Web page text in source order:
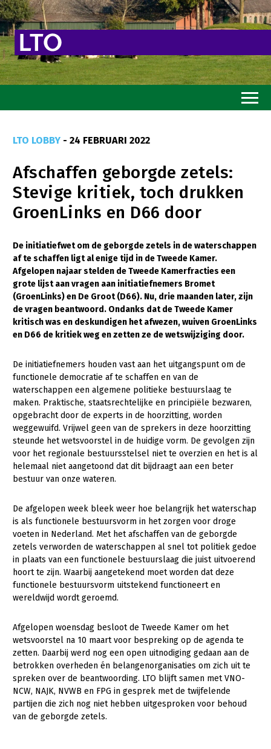
Goed eten
Mooi groen
Sterk ondernemerschap
Transitiepaden
Thema’s
Gezonde planten
Gezonde dieren
Natuur, klimaat en energie
Platteland en omgeving
Mens, ondernemerschap en onderwijs
Internationaal
Sectoren
Geitenhouderij
Kalverhouderij
Konijnenhouderij
Melkveehouderij
Paardenhouderij
Pluimveehouderij
Schapenhouderij
Varkenshouderij
Vleesveehouderij
Akkerbouw
Biologische Landbouw
Bollenteelt
Bomen, vaste planten en zomerbloemen
Fruitteelt
Glastuinbouw
Paddenstoelen
Vollegrondsgroente
Multifunctionele landbouw
Multifunctioneel
Vrouw en Bedrijf
Onderwerpen
Nieuws
Nieuwsabonnement
Over LTO
LTO Nederland
Mensen
Bestuur en Directie
Jaarverslag 2023
LTO LOBBY - 24 FEBRUARI 2022
Afschaffen geborgde zetels:
Stevige kritiek, toch drukken
GroenLinks en D66 door
De initiatiefwet om de geborgde zetels in de waterschappen
af te schaffen ligt al enige tijd in de Tweede Kamer.
Afgelopen najaar stelden de Tweede Kamerfracties een
grote lijst aan vragen aan initiatiefnemers Bromet
(GroenLinks) en De Groot (D66). Nu, drie maanden later, zijn
de vragen beantwoord. Ondanks dat de Tweede Kamer
kritisch was en deskundigen het afwezen, wuiven GroenLinks
en D66 de kritiek weg en zetten ze de wetswijziging door.
De initiatiefnemers houden vast aan het uitgangspunt om de
functionele democratie af te schaffen en van de
waterschappen een algemene politieke bestuurslaag te
maken. Praktische, staatsrechtelijke en principiële bezwaren,
opgebracht door de experts in de hoorzitting, worden
weggewuifd. Vrijwel geen van de sprekers in deze hoorzitting
steunde het wetsvoorstel in de huidige vorm. De gevolgen zijn
voor het regionale bestuursstelsel niet te overzien en het is al
helemaal niet aangetoond dat dit bijdraagt aan een beter
bestuur van onze wateren.
De afgelopen week bleek weer hoe belangrijk het waterschap
is als functionele bestuursvorm in het zorgen voor droge
voeten in Nederland. Met het afschaffen van de geborgde
zetels verworden de waterschappen al snel tot politiek gedoe
in plaats van een functionele bestuurslaag die juist uitvoerend
hoort te zijn. Waarbij aangetekend moet worden dat deze
functionele bestuursvorm uitstekend functioneert en
wereldwijd wordt geroemd.
Afgelopen woensdag besloot de Tweede Kamer om het
wetsvoorstel na 10 maart voor bespreking op de agenda te
zetten. Daarbij werd nog een open uitnodiging gedaan aan de
betrokken overheden én belangenorganisaties om zich uit te
spreken over de beantwoording. LTO blijft samen met VNO-
NCW, NAJK, NVWB en FPG in gesprek met de twijfelende
partijen die zich nog niet hebben uitgesproken voor behoud
van de geborgde zetels.